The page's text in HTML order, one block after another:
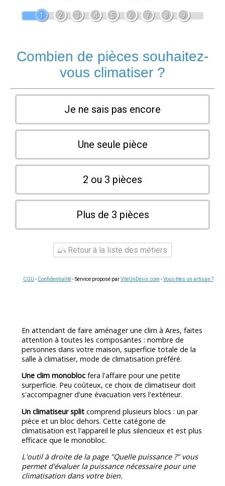
1 2 3 4 5 6 7 8 9
Combien de pièces souhaitez-
vous climatiser ?
Je ne sais pas encore
Une seule pièce
2 ou 3 pièces
Plus de 3 pièces
Retour à la liste des métiers
CGU - Confidentialité- Service proposé parViteUnDevis.com -Vous êtes un artisan ?
En attendant de faire aménager une clim à Ares, faites
attention à toutes les composantes : nombre de
personnes dans votre maison, superficie totale de la
salle à climatiser, mode de climatisation préféré.
Une clim monobloc fera l'affaire pour une petite
surperficie. Peu coûteux, ce choix de climatiseur doit
s'accompagner d'une évacuation vers l'extérieur.
Un climatiseur split comprend plusieurs blocs : un par
pièce et un bloc dehors. Cette catégorie de
climatisation est l'appareil le plus silencieux et est plus
efficace que le monobloc.
L'outil à droite de la page "Quelle puissance ?" vous
permet d'évaluer la puissance nécessaire pour une
climatisation dans votre bien.